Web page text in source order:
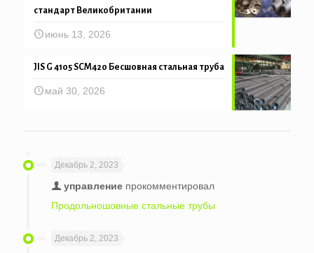
стандарт Великобритании
июнь 13, 2026
JIS G 4105 SCM420 Бесшовная стальная труба
май 30, 2026
Декабрь 2, 2023
управление прокомментировал
Продольношовные стальные трубы
Декабрь 2, 2023